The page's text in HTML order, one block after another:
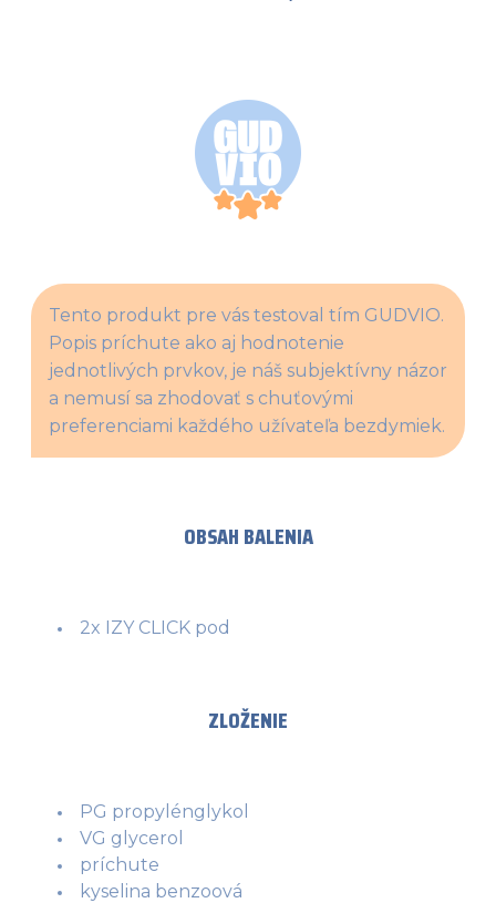
Tento produkt pre vás testoval tím GUDVIO.
Popis príchute ako aj hodnotenie
jednotlivých prvkov, je náš subjektívny názor
a nemusí sa zhodovať s chuťovými
preferenciami každého užívateľa bezdymiek.
OBSAH BALENIA
2x IZY CLICK pod
ZLOŽENIE
PG propylénglykol
VG glycerol
príchute
kyselina benzoová